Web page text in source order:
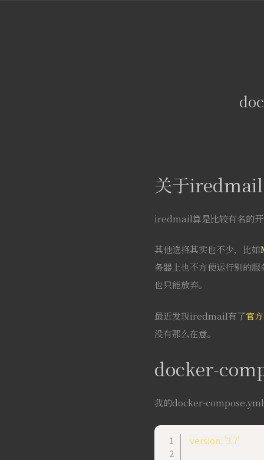
关于iredmail
iredmail算是比较有名的
其他选择其实也不少，比如
务器上也不方便运行别的
也只能放弃。
最近发现iredmail有了官
没有那么在意。
docker-
我的docker-
version: '3.7'